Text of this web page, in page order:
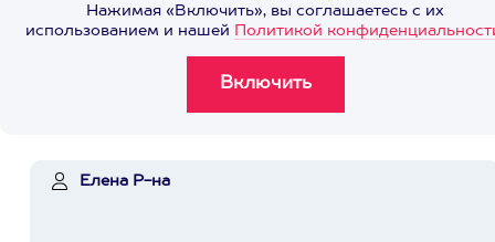
Нажимая «Включить», вы соглашаетесь с их
использованием и нашей Политикой
Елена Р-на